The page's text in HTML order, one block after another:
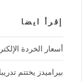
إقرأ ايضا
أسعار الخردة
بيراميدز يختتم